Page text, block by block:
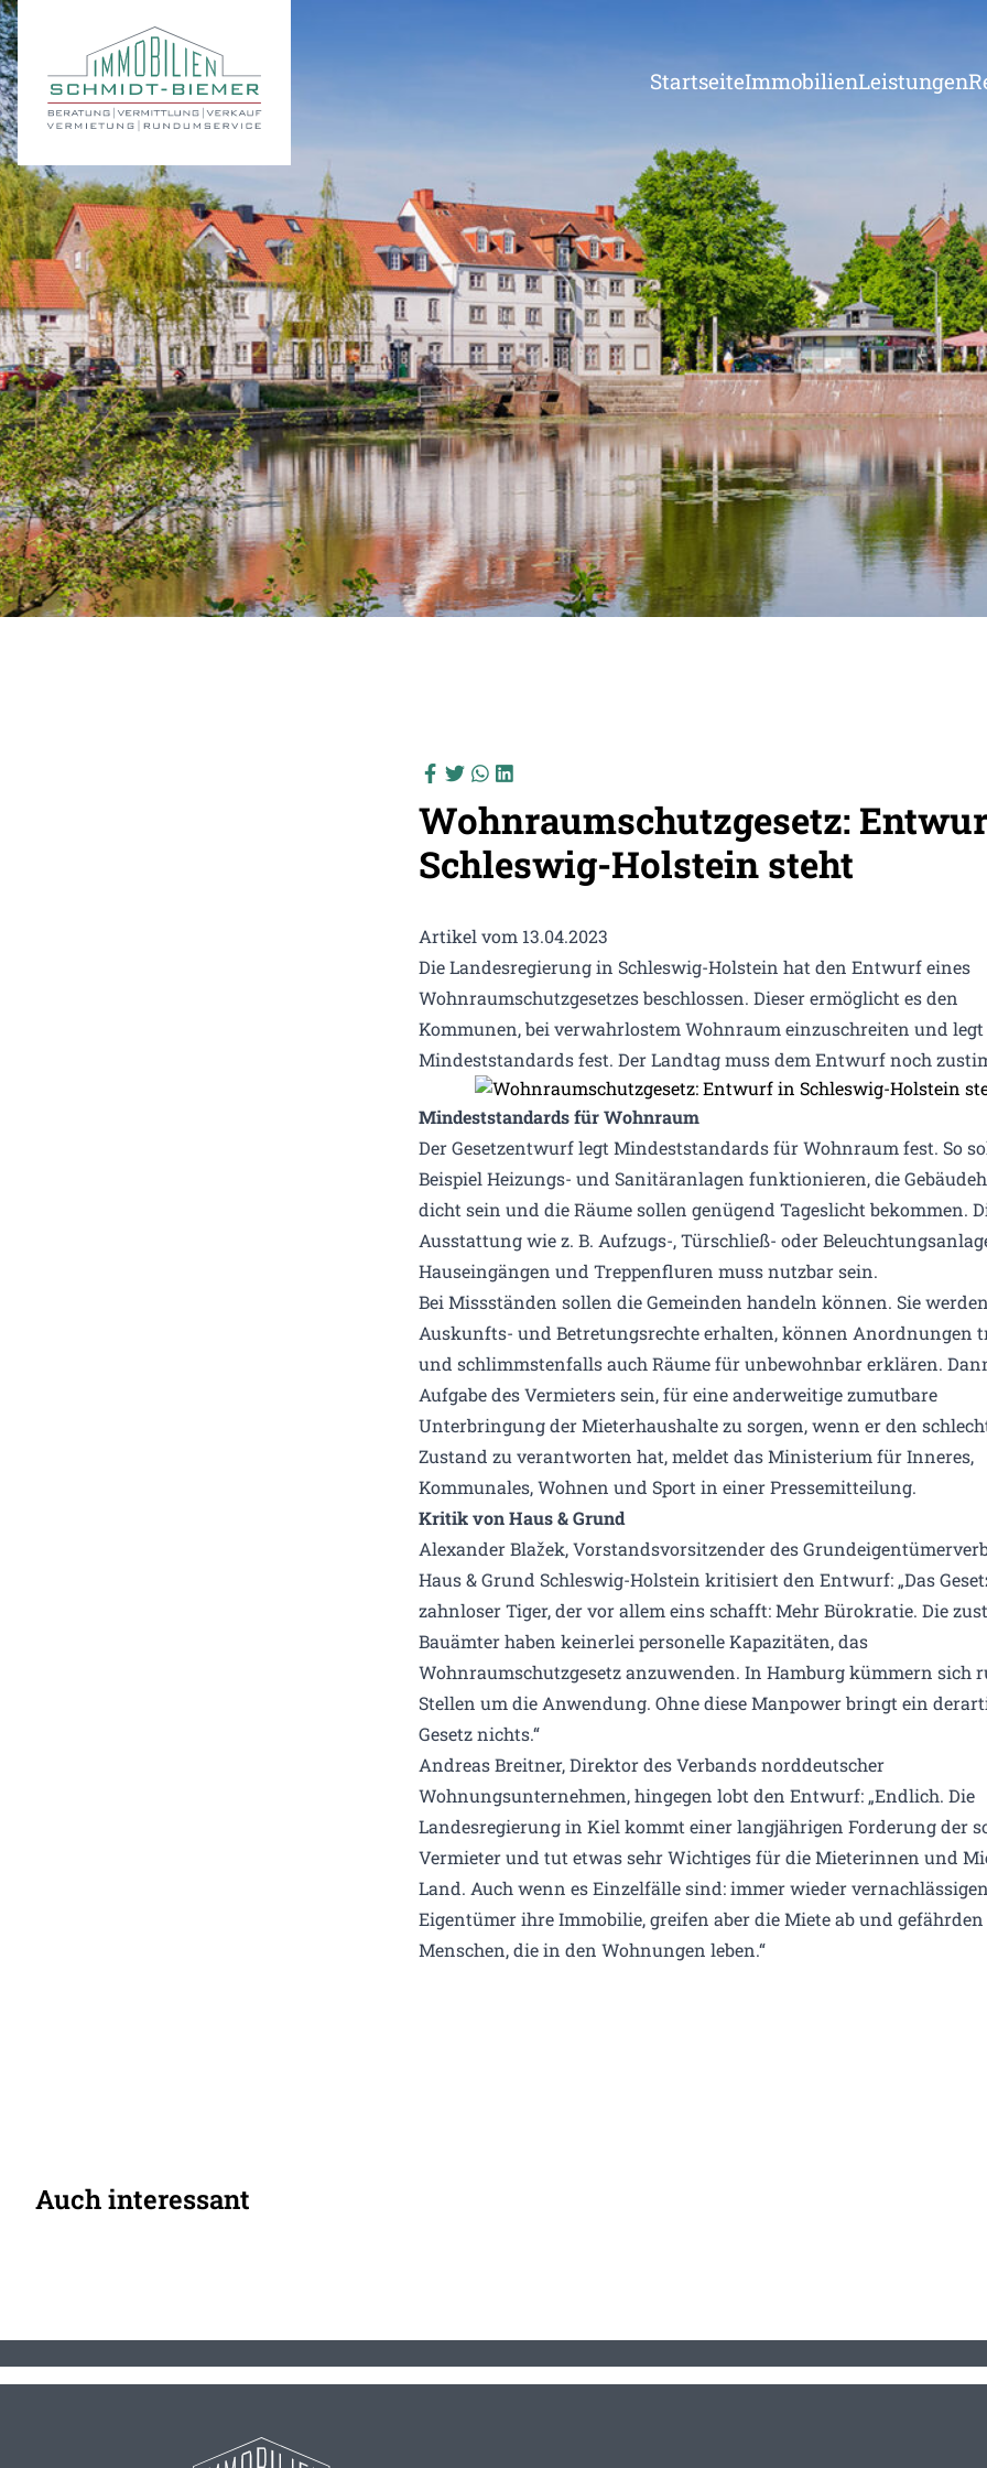
StartseiteImmobilienLeistungen
Wohnraumschutzgesetz:
Schleswig-Holstein steht
Artikel vom 13.04.2023
Die Landesregierung in Schleswig-Holstein hat den Entwurf eines
Wohnraumschutzgesetzes beschlossen. Dieser ermöglicht es den
Kommunen, bei verwahrlostem Wohnraum einzuschreiten und legt
Mindeststandards fest. Der Landtag muss dem Entwurf noch
Mindeststandards für Wohnraum
Der Gesetzentwurf legt Mindeststandards für Wohnraum fest. So
Beispiel Heizungs- und Sanitäranlagen funktionieren, die
dicht sein und die Räume sollen genügend Tageslicht bekommen.
Ausstattung wie z. B. Aufzugs-, Türschließ- oder
Hauseingängen und Treppenfluren muss nutzbar sein.
Bei Missständen sollen die Gemeinden handeln können. Sie
Auskunfts- und Betretungsrechte erhalten, können Anordnungen
und schlimmstenfalls auch Räume für unbewohnbar erklären.
Aufgabe des Vermieters sein, für eine anderweitige zumutbare
Unterbringung der Mieterhaushalte zu sorgen, wenn er den
Zustand zu verantworten hat, meldet das Ministerium für Inneres,
Kommunales, Wohnen und Sport in einer Pressemitteilung.
Kritik von Haus & Grund
Alexander Blažek, Vorstandsvorsitzender des
Haus & Grund Schleswig-Holstein kritisiert den Entwurf: „Das
zahnloser Tiger, der vor allem eins schafft: Mehr Bürokratie. Die
Bauämter haben keinerlei personelle Kapazitäten, das
Wohnraumschutzgesetz anzuwenden. In Hamburg kümmern sich
Stellen um die Anwendung. Ohne diese Manpower bringt ein
Gesetz nichts.“
Andreas Breitner, Direktor des Verbands norddeutscher
Wohnungsunternehmen, hingegen lobt den Entwurf: „Endlich. Die
Landesregierung in Kiel kommt einer langjährigen Forderung der
Vermieter und tut etwas sehr Wichtiges für die Mieterinnen und
Land. Auch wenn es Einzelfälle sind: immer wieder
Eigentümer ihre Immobilie, greifen aber die Miete ab und gefährden
Menschen, die in den Wohnungen leben.“
Auch interessant